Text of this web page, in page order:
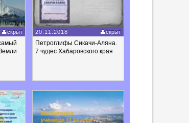
скрыт 20.11.2018 скрыт
Петроглифы Сикачи-Аляна.
7 чудес Хабаровского края